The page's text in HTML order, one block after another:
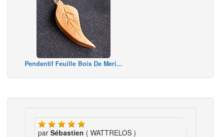
Pendentif Feuille Bois De Meri...
par Sébastien ( WATTRELOS )